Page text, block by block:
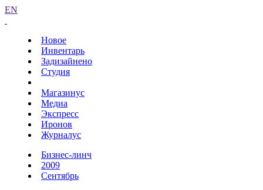
EN
Новое
Инвентарь
Задизайнено
Студия
Магазинус
Медиа
Экспресс
Иронов
Журналус
Бизнес-линч
2009
Сентябрь